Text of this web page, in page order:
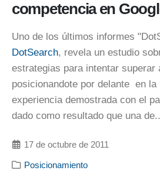
competencia en
Uno de los últimos informes
DotSearch, revela un estudio
estrategias para intentar superar
posicionandote por delante en la
experiencia demostrada con el
dado como resultado que una
17 de octubre de 2011
Posicionamiento